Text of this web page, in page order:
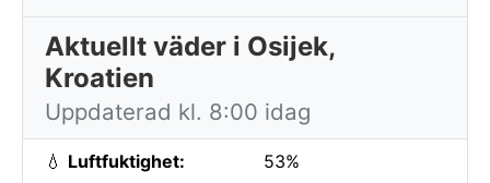
Aktuellt väder i Osijek,
Kroatien
Uppdaterad kl. 8:00 idag
💧 Luftfuktighet: 53%